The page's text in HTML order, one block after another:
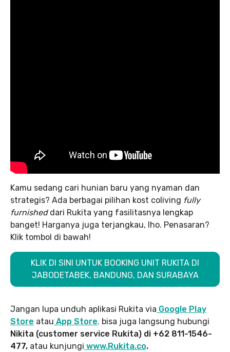
Kamu sedang cari hunian baru yang nyaman dan
strategis? Ada berbagai pilihan kost coliving fully
furnished dari Rukita yang fasilitasnya lengkap
banget! Harganya juga terjangkau, lho. Penasaran?
Klik tombol di bawah!
KLIK DI SINI UNTUK BOOKING UNIT RUKITA DI
JABODETABEK, BANDUNG, DAN SURABAYA
Jangan lupa unduh aplikasi Rukita via Google Play
Store atau App Store, bisa juga langsung hubungi
Nikita (customer service Rukita) di +62 811-1546-
477, atau kunjungi www.Rukita.co.